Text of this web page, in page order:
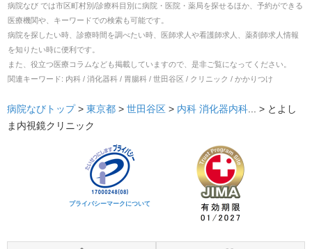
病院なび では市区町村別/診療科目別に病院・医院・薬局を探せるほか、予約ができる
医療機関や、キーワードでの検索も可能です。
病院を探したい時、診療時間を調べたい時、医師求人や看護師求人、薬剤師求人情報
を知りたい時に便利です。
また、役立つ医療コラムなども掲載していますので、是非ご覧になってください。
関連キーワード: 内科 / 消化器科 / 胃腸科 / 世田谷区 / クリニック / かかりつけ
病院なびトップ> 東京都 > 世田谷区 > 内科 消化器内科 ... > とよし
ま内視鏡クリニック
プライバシーマークについて